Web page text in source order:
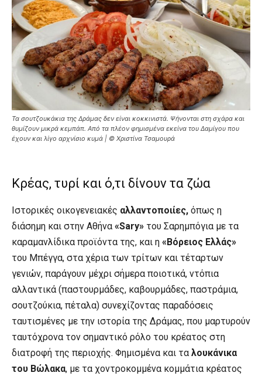
Τα σουτζουκάκια της Δράμας δεν είναι κοκκινιστά. Ψήνονται στη σχάρα και
θυμίζουν μικρά κεμπάπ. Από τα πλέον φημισμένα εκείνα του Δαμίγου που
έχουν και λίγο αρχνίσιο κυμά | © Χριστίνα Τσαμουρά
Κρέας, τυρί και ό,τι δίνουν τα ζώα
Ιστορικές οικογενειακές αλλαντοποιίες, όπως η
διάσημη και στην Αθήνα «Sary» του Σαρημπόγια με τα
καραμανλίδικα προϊόντα της, και η «Βόρειος Ελλάς»
του Μπέγγα, στα χέρια των τρίτων και τέταρτων
γενιών, παράγουν μέχρι σήμερα ποιοτικά, ντόπια
αλλαντικά (παστουρμάδες, καβουρμάδες, παστράμια,
σουτζούκια, πέταλα) συνεχίζοντας παραδόσεις
ταυτισμένες με την ιστορία της Δράμας, που μαρτυρούν
ταυτόχρονα τον σημαντικό ρόλο του κρέατος στη
διατροφή της περιοχής. Φημισμένα και τα λουκάνικα
του Βώλακα, με τα χοντροκομμένα κομμάτια κρέατος